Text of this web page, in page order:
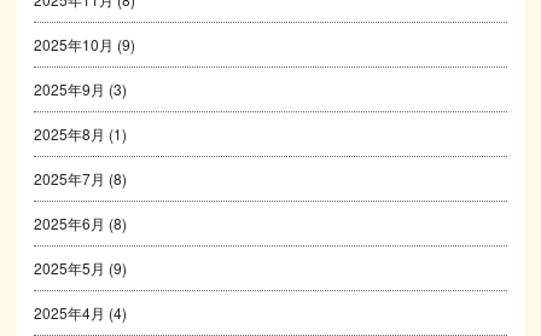
2025年10月 (9)
2025年9月 (3)
2025年8月 (1)
2025年7月 (8)
2025年6月 (8)
2025年5月 (9)
2025年4月 (4)